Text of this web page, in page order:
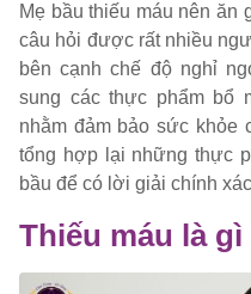
Mẹ bầu thiếu máu nên ăn
câu hỏi được rất nhiều
bên cạnh chế độ nghỉ
sung các thực phẩm bổ
nhằm đảm bảo sức khỏe
tổng hợp lại những thực
bầu để có lời giải chính
Thiếu máu là gì